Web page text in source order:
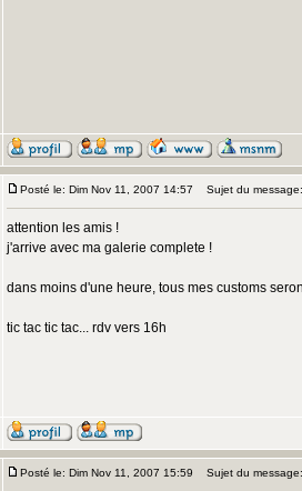
Posté le: Dim Nov 11, 2007 14:57 Sujet du message:
attention les amis !
j'arrive avec ma galerie complete !
dans moins d'une heure, tous mes customs
tic tac tic tac... rdv vers 16h
Posté le: Dim Nov 11, 2007 15:59 Sujet du message: